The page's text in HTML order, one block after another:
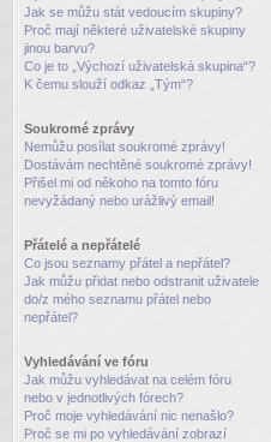
Jak se můžu stát vedoucím skupiny?
Proč mají některé uživatelské skupiny
jinou barvu?
Co je to „Výchozí uživatelská skupina“?
K čemu slouží odkaz „Tým“?
Soukromé zprávy
Nemůžu posílat soukromé zprávy!
Dostávám nechtěné soukromé zprávy!
Přišel mi od někoho na tomto fóru
nevyžádaný nebo urážlivý email!
Přátelé a nepřátelé
Co jsou seznamy přátel a nepřátel?
Jak můžu přidat nebo odstranit uživatele
do/z mého seznamu přátel nebo
nepřátel?
Vyhledávání ve fóru
Jak můžu vyhledávat na celém fóru
nebo v jednotlivých fórech?
Proč moje vyhledávání nic nenašlo?
Proč se mi po vyhledávání zobrazí